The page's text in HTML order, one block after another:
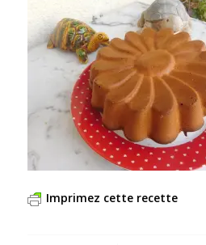
Imprimez cette recette